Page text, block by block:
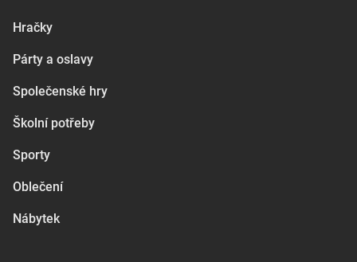
Hračky
Párty a oslavy
Společenské hry
Školní potřeby
Sporty
Oblečení
Nábytek